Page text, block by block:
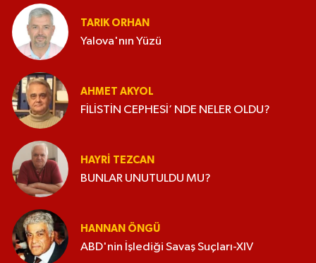
TARIK ORHAN
Yalova'nın Yüzü
AHMET AKYOL
FİLİSTİN CEPHESİ’ NDE NELER OLDU?
HAYRI TEZCAN
BUNLAR UNUTULDU MU?
HANNAN ÖNGÜ
ABD'nin İşlediği Savaş Suçları-XIV